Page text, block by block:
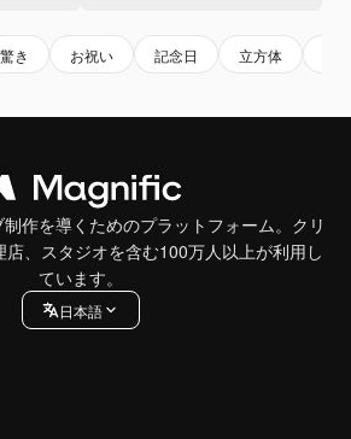
驚き お祝い 記念日 立方体
作を導くためのプラットフォーム。クリ
、スタジオを含む100万人以上が利用し
ています。
日本語